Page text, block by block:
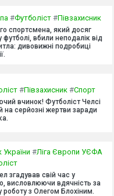
#Футболіст #Півзахисник
спортсмена, який досяг
футболі, вбили неподалік від
дивовижні подробиці
#Півзахисник #Спорт
вчинок! Футболіст Челсі
на серйозні жертви заради
України #Ліга Європи УЄФА
згадував свій час у
висловлюючи вдячність за
роботу з Олегом Блохіним.